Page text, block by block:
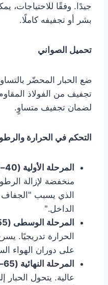
جيدًا. وفقًا للاحتياجات،
بشر أو تجفيفه كاملًا.
تحميل الصواني
ضع الحبار المحضّر
تجفيف من الفولاذ
لضمان تجفيف متساوٍ.
التحكم في الحرارة
المرحلة الأولية (40–50℃):
منخفضة لإزالة
الذي يسبب "الجفاف
الداخل."
المرحلة الوسطى (55–65℃):
الحرارة تدريجيًا.
على دوران الهواء
المرحلة النهائية (65–75℃):
عالية. يتحول الحبار